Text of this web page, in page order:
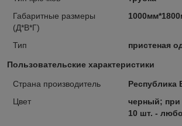
Габаритные размеры
(Д*В*Г)
Тип пристеная
Пользовательские характеристики
Страна производитель
Республика
Цвет
черный; при
10 шт. -